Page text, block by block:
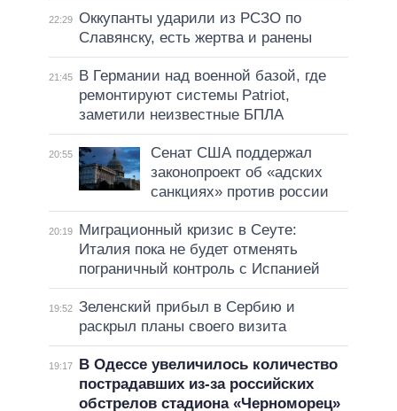
22:29 Оккупанты ударили из РСЗО по
Славянску, есть жертва и ранены
21:45
В Германии над военной базой, где
ремонтируют системы Patriot,
заметили неизвестные БПЛА
20:55
Сенат США поддержал
законопроект об «адских
санкциях» против россии
20:19
Миграционный кризис в Сеуте:
Италия пока не будет отменять
пограничный контроль с Испанией
19:52 Зеленский прибыл в Сербию и
раскрыл планы своего визита
19:17
В Одессе увеличилось количество
пострадавших из-за российских
обстрелов стадиона «Черноморец»